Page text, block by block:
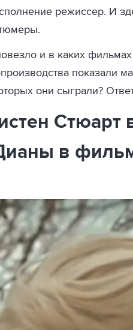
режиссер. И
и в каких
показали
они сыграли?
Стюарт
в